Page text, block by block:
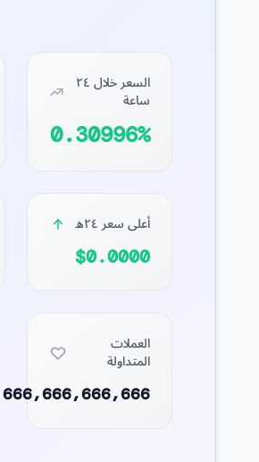
السعر خلال ٢٤
ساعة
0.30996%
أعلى سعر ٢٤ه
$0.0000
العملات
المتداولة
666,666,666,666